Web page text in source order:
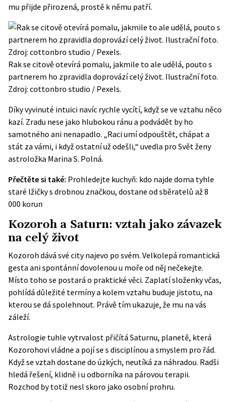
mu přijde přirozená, prostě k němu patří.
Rak se citově otevírá pomalu, jakmile to ale udělá, pouto s
partnerem ho zpravidla doprovází celý život. Ilustrační foto.
Zdroj: cottonbro studio / Pexels.
Díky vyvinuté intuici navíc rychle vycítí, když se ve vztahu něco
kazí. Zradu nese jako hlubokou ránu a podvádět by ho
samotného ani nenapadlo. „Raci umí odpouštět, chápat a
stát za vámi, i když ostatní už odešli,“ uvedla pro Svět ženy
astroložka Marina S. Polná.
Přečtěte si také: Prohledejte kuchyň: kdo najde doma tyhle
staré lžičky s drobnou značkou, dostane od sběratelů až 8
000 korun
Kozoroh a Saturn: vztah jako závazek
na celý život
Kozoroh dává své city najevo po svém. Velkolepá romantická
gesta ani spontánní dovolenou u moře od něj nečekejte.
Místo toho se postará o praktické věci. Zaplatí složenky včas,
pohlídá důležité termíny a kolem vztahu buduje jistotu, na
kterou se dá spolehnout. Právě tím ukazuje, že mu na vás
záleží.
Astrologie tuhle vytrvalost přičítá Saturnu, planetě, která
Kozorohovi vládne a pojí se s disciplínou a smyslem pro řád.
Když se vztah dostane do úzkých, neutíká za náhradou. Radši
hledá řešení, klidně i u odborníka na párovou terapii.
Rozchod by totiž nesl skoro jako osobní prohru.